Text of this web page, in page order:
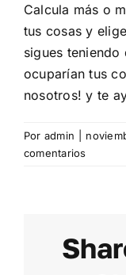
Calcula más o
tus cosas y
sigues
ocuparían tus
nosotros!y te
Por admin
comentarios